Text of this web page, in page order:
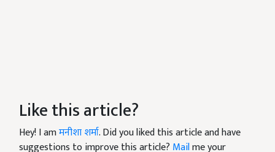
Like this article?
Hey! I amमनीशा शर्मा. Did you liked this article and have
suggestions to improve this article? Mailme your